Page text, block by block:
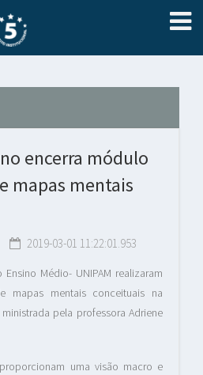
encerra módulo
mapas mentais
2019-03-01 11:22:01.953
Médio- UNIPAM realizaram
mapas mentais conceituais na
pela professora Adriene
uma visão macro e